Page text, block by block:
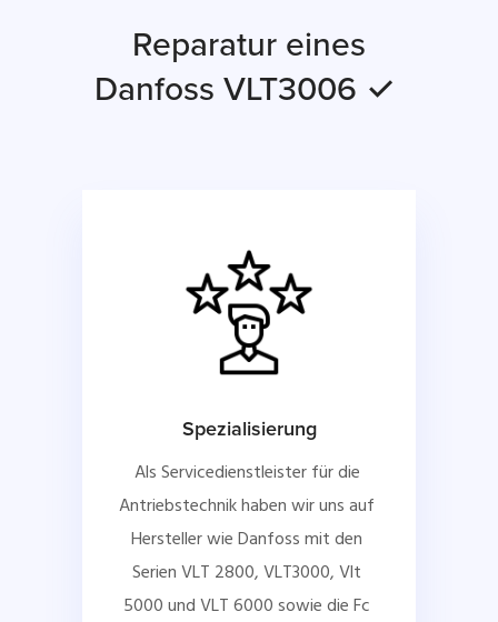
Reparatur eines
Danfoss VLT3006 ✓
Spezialisierung
Als Servicedienstleister für die
Antriebstechnik haben wir uns auf
Hersteller wie Danfoss mit den
Serien VLT 2800, VLT3000, Vlt
5000 und VLT 6000 sowie die Fc